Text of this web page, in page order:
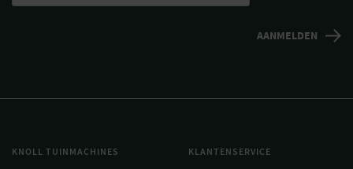
KNOLL TUINMACHINES KLANTENSERVICE